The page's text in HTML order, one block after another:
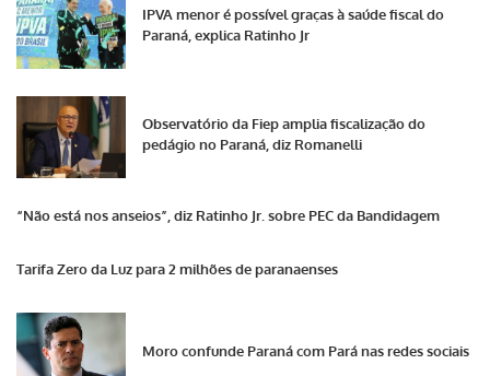
IPVA menor é possível graças à saúde fiscal do
Paraná, explica Ratinho Jr
Observatório da Fiep amplia fiscalização do
pedágio no Paraná, diz Romanelli
“Não está nos anseios”, diz Ratinho Jr. sobre PEC da Bandidagem
Tarifa Zero da Luz para 2 milhões de paranaenses
Moro confunde Paraná com Pará nas redes sociais